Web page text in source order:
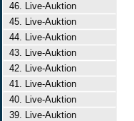
46. Live-Auktion
45. Live-Auktion
44. Live-Auktion
43. Live-Auktion
42. Live-Auktion
41. Live-Auktion
40. Live-Auktion
39. Live-Auktion